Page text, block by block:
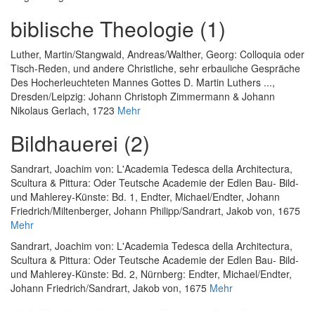
biblische Theologie (1)
Luther, Martin/Stangwald, Andreas/Walther, Georg: Colloquia oder
Tisch-Reden, und andere Christliche, sehr erbauliche Gespräche
Des Hocherleuchteten Mannes Gottes D. Martin Luthers ...,
Dresden/Leipzig: Johann Christoph Zimmermann & Johann
Nikolaus Gerlach, 1723 Mehr
Bildhauerei (2)
Sandrart, Joachim von: L'Academia Tedesca della Architectura,
Scultura & Pittura: Oder Teutsche Academie der Edlen Bau- Bild-
und Mahlerey-Künste: Bd. 1 , Endter, Michael/Endter, Johann
Friedrich/Miltenberger, Johann Philipp/Sandrart, Jakob von, 1675
Mehr
Sandrart, Joachim von: L'Academia Tedesca della Architectura,
Scultura & Pittura: Oder Teutsche Academie der Edlen Bau- Bild-
und Mahlerey-Künste: Bd. 2, Nürnberg: Endter, Michael/Endter,
Johann Friedrich/Sandrart, Jakob von, 1675 Mehr